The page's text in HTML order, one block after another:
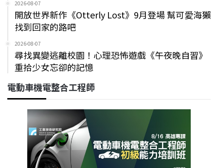
2026-08-07
開放世界新作《Otterly Lost》9月登場 幫可愛海獺
找到回家的路吧
2026-08-07
尋找異變逃離校園！心理恐怖遊戲《午夜晚自習》
重拾少女忘卻的記憶
電動車機電整合工程師